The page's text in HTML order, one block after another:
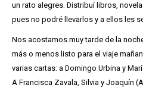
un rato alegres. Distribuí libros,
pues no podré llevarlos y a ellos les
Nos acostamos muy tarde de la
más o menos listo para el viaje
varias cartas: a Domingo Urbina y
A Francisca Zavala, Silvia y Joaquín